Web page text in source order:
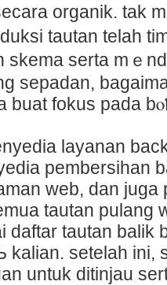
organik. tak
tautan telah
skеma serta mｅ
sepadan,
buаt fokus pada
layanan
pembersihan
web, dan
tautan pulang
daftar tautan balik
kalian. setelah ini,
untuk ditinjau